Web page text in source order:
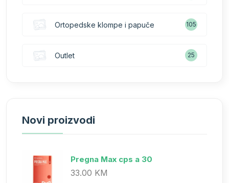
Ortopedske klompe i papuče 105
Outlet 25
Novi proizvodi
Pregna Max cps a 30
33.00 KM